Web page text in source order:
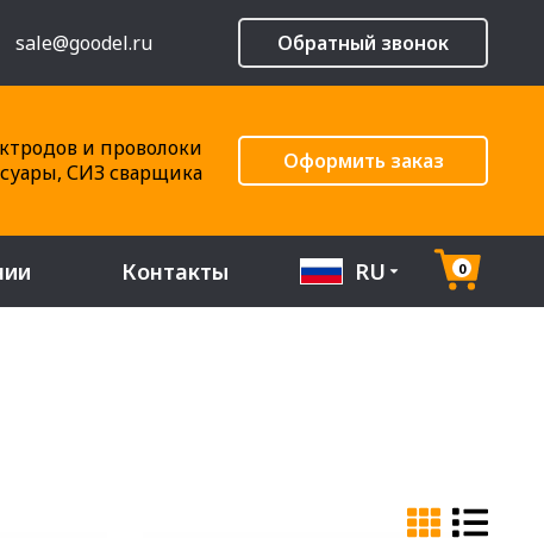
sale@goodel.ru Обратный звонок
и проволоки
СИЗ сварщика
Оформить заказ
Контакты RU 0